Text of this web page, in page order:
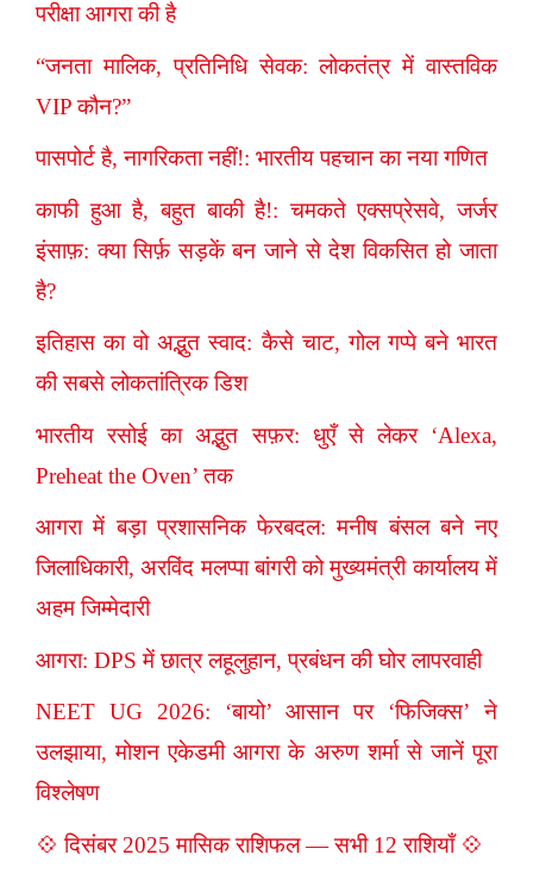
परीक्षा आगरा की है
“जनता मालिक, प्रतिनिधि सेवक: लोकतंत्र में वास्तविक
VIP कौन?”
पासपोर्ट है, नागरिकता नहीं!: भारतीय पहचान का नया गणित
काफी हुआ है, बहुत बाकी है!: चमकते एक्सप्रेसवे, जर्जर
इंसाफ़: क्या सिर्फ़ सड़कें बन जाने से देश विकसित हो जाता
है?
इतिहास का वो अद्भुत स्वाद: कैसे चाट, गोल गप्पे बने भारत
की सबसे लोकतांत्रिक डिश
भारतीय रसोई का अद्भुत सफ़र: धुएँ से लेकर ‘Alexa,
Preheat the Oven’ तक
आगरा में बड़ा प्रशासनिक फेरबदल: मनीष बंसल बने नए
जिलाधिकारी, अरविंद मलप्पा बांगरी को मुख्यमंत्री कार्यालय में
अहम जिम्मेदारी
आगरा: DPS में छात्र लहूलुहान, प्रबंधन की घोर लापरवाही
NEET UG 2026: ‘बायो’ आसान पर ‘फिजिक्स’ ने
उलझाया, मोशन एकेडमी आगरा के अरुण शर्मा से जानें पूरा
विश्लेषण
💠 दिसंबर 2025 मासिक राशिफल — सभी 12 राशियाँ 💠